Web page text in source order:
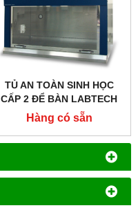
TỦ AN TOÀN SINH HỌC
CẤP 2 ĐỂ BÀN LABTECH
LCB-0103B-A2, LCB-
0123B-A2, LCB-0153B-A2,
LCB-0183B-A2
Hàng có sẵn